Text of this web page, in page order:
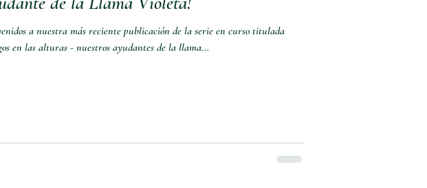
a nuestra más reciente publicación de la serie en curso titulada
en las alturas - nuestros ayudantes de la llama...